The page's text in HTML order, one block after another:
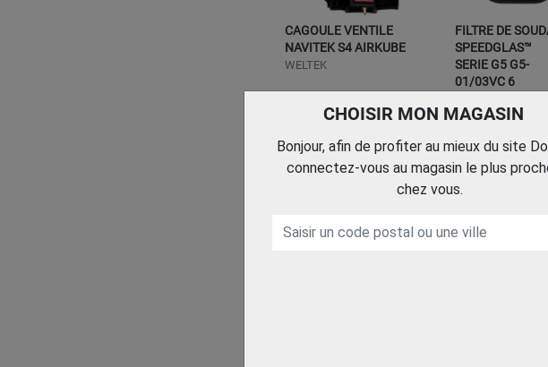
CAGOULE VENTILE
NAVITEK S4 AIRKUBE
WELTEK
FILTRE DE
SPEEDGLAS™
SERIE G5 G5-
01/03VC 6
CHOISIR MON MAGASIN
Bonjour, afin de profiter au mieux du site
connectez-vous au magasin le plus
chez vous.